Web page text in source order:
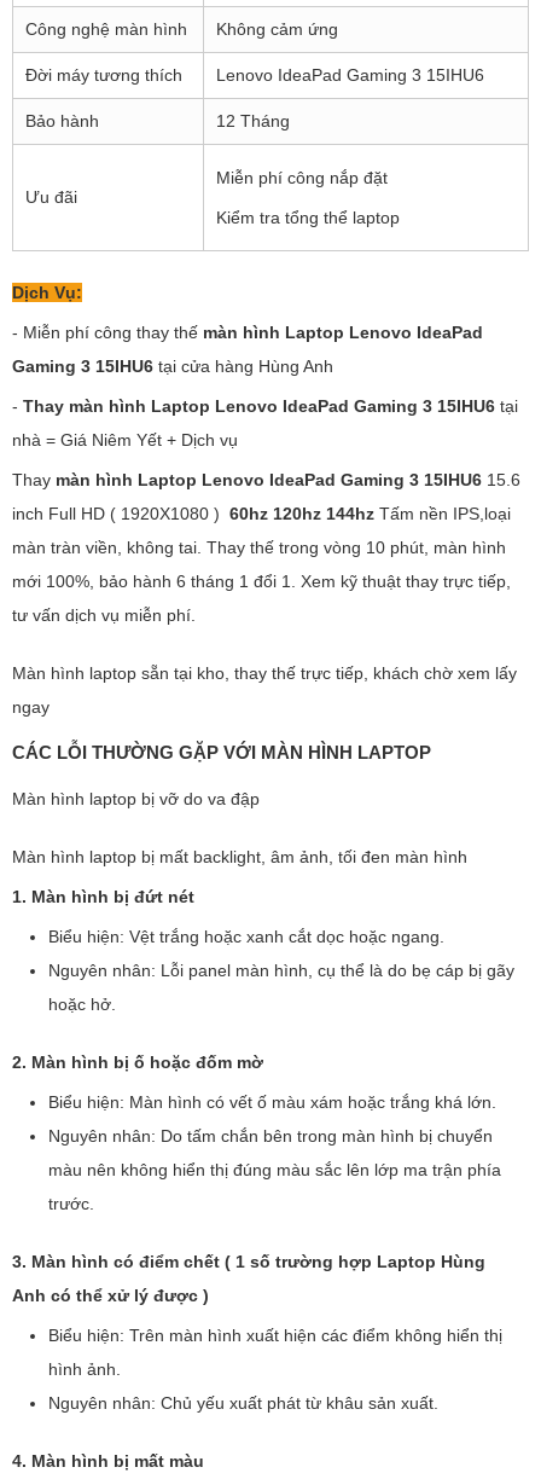
Công nghệ màn hình Không cảm ứng
Đời máy tương thích Lenovo IdeaPad Gaming 3 15IHU6
Bảo hành 12 Tháng
Ưu đãi
Miễn phí công nắp đặt
Kiểm tra tổng thể laptop
Dịch Vụ:
- Miễn phí công thay thế màn hình Laptop Lenovo IdeaPad
Gaming 3 15IHU6 tại cửa hàng Hùng Anh
- Thay màn hình Laptop Lenovo IdeaPad Gaming 3 15IHU6 tại
nhà = Giá Niêm Yết + Dịch vụ
Thay màn hình Laptop Lenovo IdeaPad Gaming 3 15IHU6 15.6
inch Full HD ( 1920X1080 ) 60hz 120hz 144hz Tấm nền IPS,loại
màn tràn viền, không tai. Thay thế trong vòng 10 phút, màn hình
mới 100%, bảo hành 6 tháng 1 đổi 1. Xem kỹ thuật thay trực tiếp,
tư vấn dịch vụ miễn phí.
Màn hình laptop sẵn tại kho, thay thế trực tiếp, khách chờ xem lấy
ngay
CÁC LỖI THƯỜNG GẶP VỚI MÀN HÌNH LAPTOP
Màn hình laptop bị vỡ do va đập
Màn hình laptop bị mất backlight, âm ảnh, tối đen màn hình
1. Màn hình bị đứt nét
Biểu hiện: Vệt trắng hoặc xanh cắt dọc hoặc ngang.
Nguyên nhân: Lỗi panel màn hình, cụ thể là do bẹ cáp bị gãy
hoặc hở.
2. Màn hình bị ố hoặc đốm mờ
Biểu hiện: Màn hình có vết ố màu xám hoặc trắng khá lớn.
Nguyên nhân: Do tấm chắn bên trong màn hình bị chuyển
màu nên không hiển thị đúng màu sắc lên lớp ma trận phía
trước.
3. Màn hình có điểm chết ( 1 số trường hợp Laptop Hùng
Anh có thể xử lý được )
Biểu hiện: Trên màn hình xuất hiện các điểm không hiển thị
hình ảnh.
Nguyên nhân: Chủ yếu xuất phát từ khâu sản xuất.
4. Màn hình bị mất màu